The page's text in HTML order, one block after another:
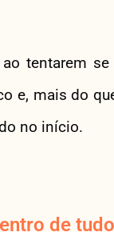
tentarem
e, mais do
no início.
de